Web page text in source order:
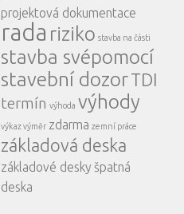
projektová dokumentace
rada riziko stavba na části
stavba svépomocí
stavební dozorTDI
termín výhoda výhody
výkaz výměr zdarma zemní práce
základová deska
základové desky špatná
deska